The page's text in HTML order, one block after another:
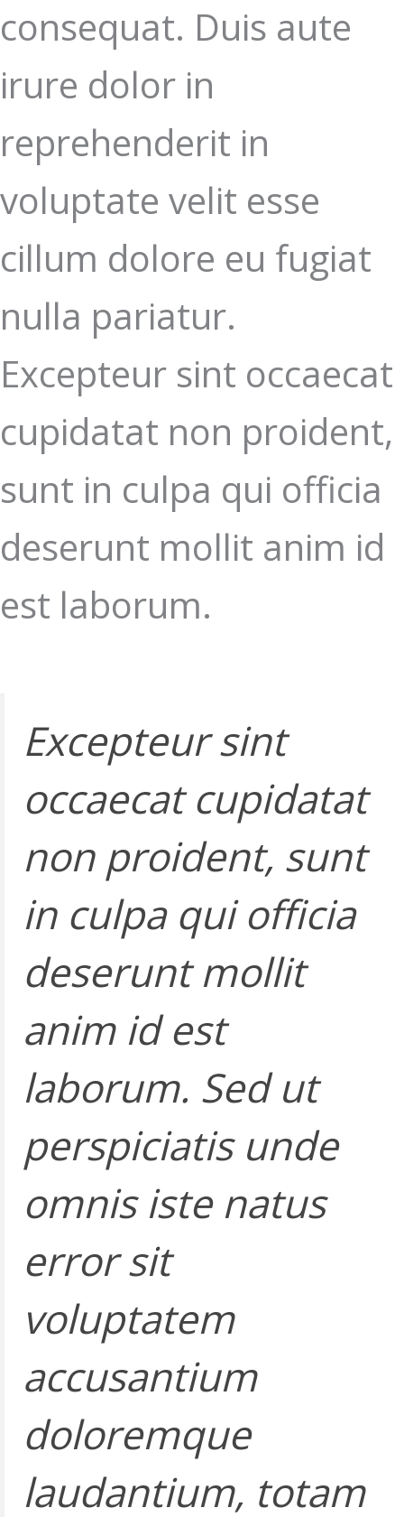
consequat. Duis aute
irure dolor in
reprehenderit in
voluptate velit esse
cillum dolore eu fugiat
nulla pariatur.
Excepteur sint occaecat
cupidatat non proident,
sunt in culpa qui officia
deserunt mollit anim id
est laborum.
Excepteur sint
occaecat cupidatat
non proident, sunt
in culpa qui officia
deserunt mollit
anim id est
laborum. Sed ut
perspiciatis unde
omnis iste natus
error sit
voluptatem
accusantium
doloremque
laudantium, totam